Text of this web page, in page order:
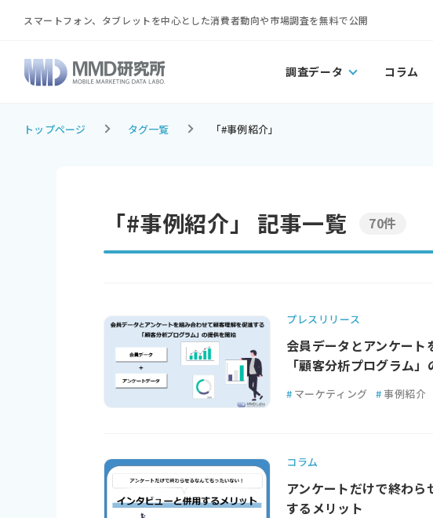
スマートフォン、タブレットを中心とした消費者動向や市場調査を無料で公開
調査データ コラム
トップページ タグ一覧 「#事例紹介」
「#事例紹介」 記事一覧 70件
プレスリリース
会員データとアンケート
「顧客分析プログラム
# マーケティング # 事例紹介
コラム
アンケートだけで終わ
するメリット